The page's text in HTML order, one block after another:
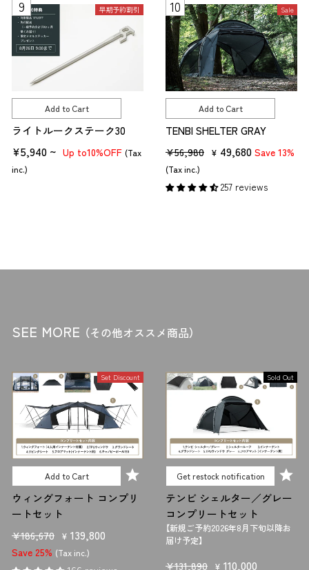
a
p
r
c
e
r
p
r
e
i
c
e
早期予約割引
Add to Cart
ライトルークステーク30
¥5,940 ~ Up to10%OFF (Tax
inc.)
Sale
Add to Cart
TENBI SHELTER GRAY
R
e
g
p
e
¥56,980 S
l
c
¥ 49,680 Save 13%
(Tax inc.)
257 reviews
SEE MORE （その他オススメ商品）
Set Discount
Add to Cart
ウィングフォート コンプリ
ートセット
R
e
¥186,670 S
a
¥ 139,800
Save 25% (Tax inc.)
Sold Out
Get restock notification
テンビ シェルター／グレー
コンプリートセット
【新規ご予約2026年8月下旬以降お
届け予定】
R
¥131,890 S
¥ 110,000